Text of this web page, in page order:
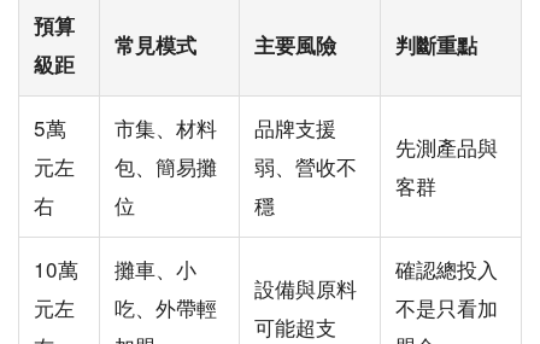
預算
級距
常見模式 主要風險 判斷重點
5萬
元左
右
市集、材料
包、簡易攤
位
品牌支援
弱、營收不
穩
先測產品與
客群
10萬
元左
攤車、小
吃、外帶輕
設備與原料
可能超支
確認總投入
不是只看加